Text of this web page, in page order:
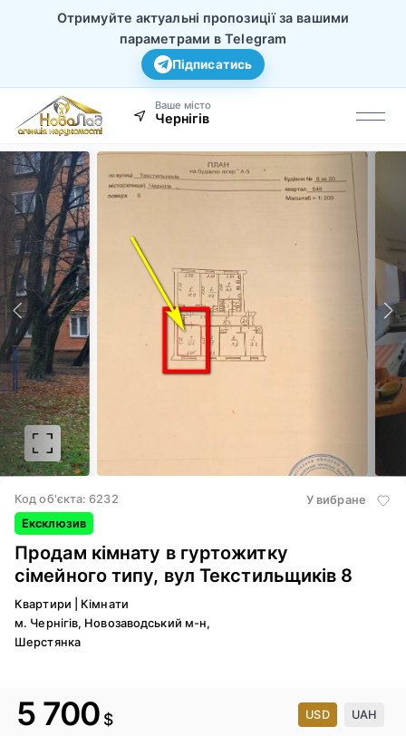
Отримуйте актуальні пропозиції за вашими
параметрами в Telegram
Підписатись
Ваше місто
Чернігів
Код об'єкта: 6232
У вибране
Ексклюзив
Продам кімнату в гуртожитку
сімейного типу, вул Текстильщиків 8
Квартири
Кімнати
м. Чернігів, Новозаводський м-н,
Шерстянка
5 700 $ USD UAH